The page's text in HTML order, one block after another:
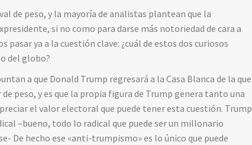
de peso, y la mayoría de analistas plantean que la
si no como para darse más notoriedad de cara a
ya a la cuestión clave: ¿cuál de estos dos curiosos
del globo?
a que Donald Trump regresará a la Casa Blanca de la que
peso, y es que la propia figura de Trump genera tanto una
el valor electoral que puede tener esta cuestión. Trump
–bueno, todo lo radical que puede ser un millonario
De hecho ese «anti-trumpismo» es lo único que puede